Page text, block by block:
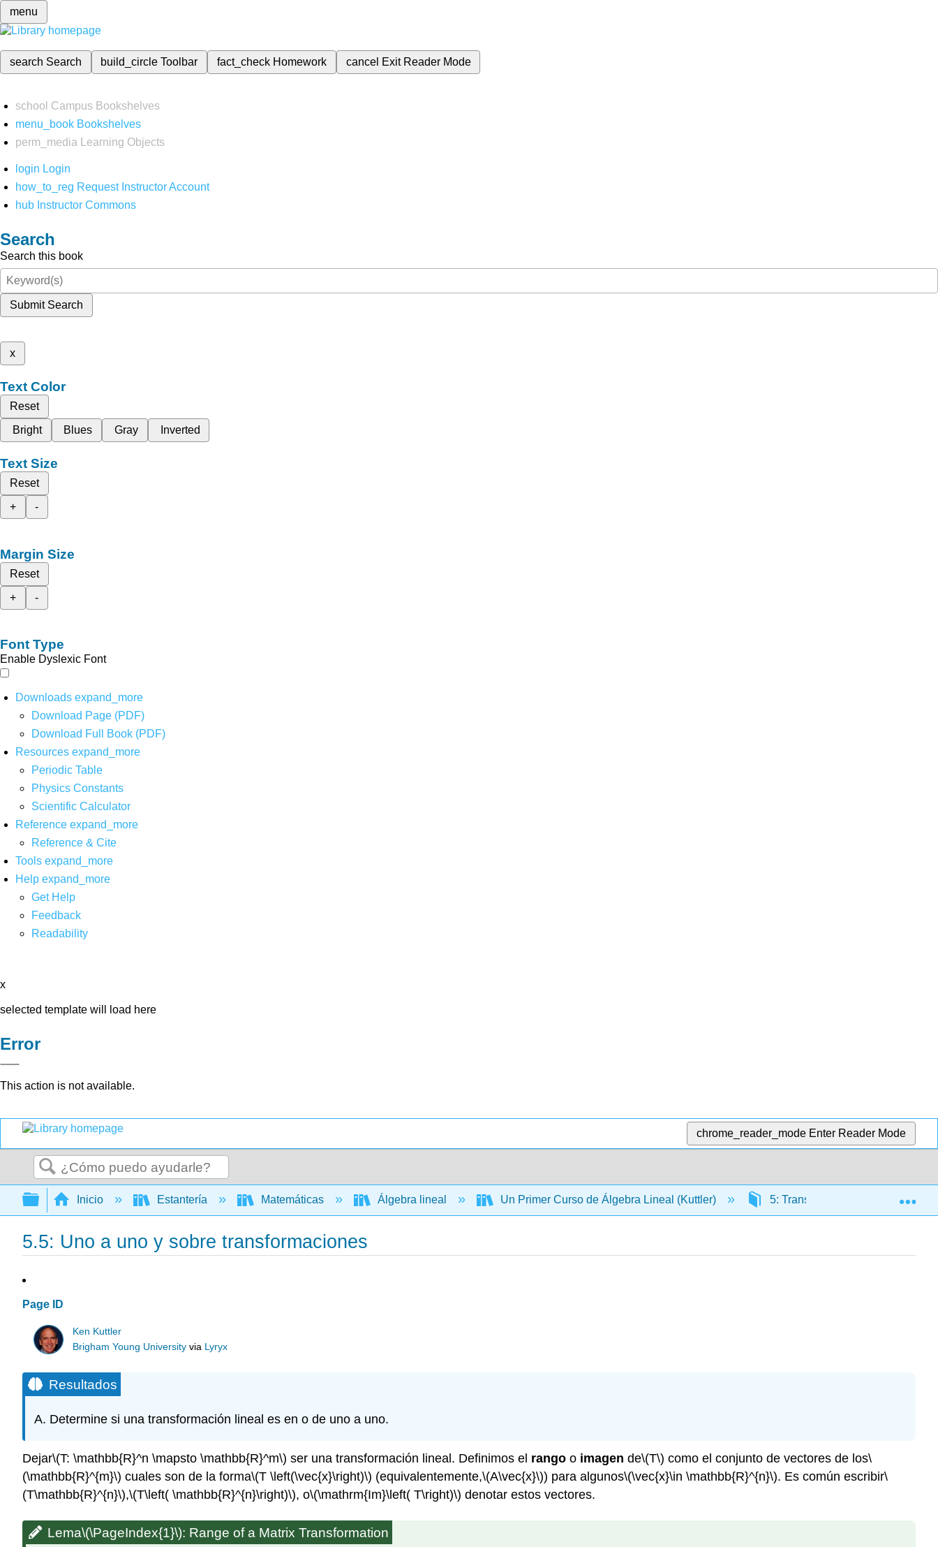
menu
search Search build_circleToolbar fact_check Homework cancel Exit Reader Mode
school Campus Bookshelves
menu_book Bookshelves
perm_media
Learning Objects
login Login
how_to_reg Request Instructor Account
hub Instructor Commons
Search
Search this book
Submit Search
x
Text Color
Reset
Bright
Blues Gray Inverted
Text Size
Reset
+
-
Margin Size
Reset
+
-
Font Type
Enable Dyslexic Font
Downloads expand_more
Download Page (PDF)
Download Full Book (PDF)
Resources expand_more
Periodic Table
Physics Constants
Scientific Calculator
Reference expand_more
Reference & Cite
Tools expand_more
Help expand_more
Get Help
Feedback
Readability
x
selected template will load here
Error
This action is not available.
chrome_reader_mode Enter Reader Mode
Buscar
Expandir/contraer jerarquía global
Inicio Estantería Matemáticas Álgebra lineal Un Primer Curso de Álgebra Lineal (Kuttler) 5: Transformaciones lineales
5.5: Uno a uno y sobre transformaciones
Page ID
Ken Kuttler
Brigham Young University via Lyryx
Resultados
Determine si una transformación lineal es en o de uno a uno.
Dejar\(T: \mathbb{R}^n \mapsto \mathbb{R}^m\) ser una transformación lineal. Definimos el rango o imagen de\(T\) como el conjunto de vectores de los\
(\mathbb{R}^{m}\) cuales son de la forma\(T \left(\vec{x}\right)\) (equivalentemente,\(A\vec{x}\)) para algunos\(\vec{x}\in \mathbb{R}^{n}\). Es común escribir\
(T\mathbb{R}^{n}\),\(T\left( \mathbb{R}^{n}\right)\), o\(\mathrm{Im}\left( T\right)\) denotar estos vectores.
Lema\(\PageIndex{1}\): Range of a Matrix Transformation